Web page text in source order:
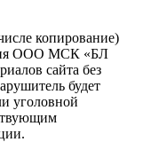
копирование)
ООО МСК «БЛ
сайта без
будет
уголовной